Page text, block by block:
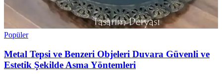
Popüler
Metal Tepsi ve Benzeri Objeleri Duvara Güvenli ve
Estetik Şekilde Asma Yöntemleri